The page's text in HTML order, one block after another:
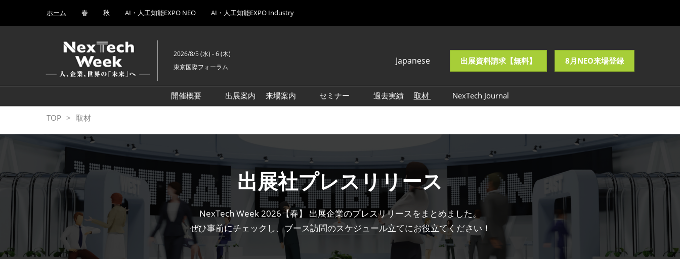
キ
to
ホーム 春 秋 AI・人工知能EXPO NEO AI・人工知能EXPO Industry
2026/8/5 (水) - 6 (木)
東京国際フォーラム
Japanese
English
Korean (Naver
出展資料請求【無料】 8月NEO来場登録
開催概要
ブロックチェーンEXPO
EXPO
AI時代の人材・組織改革
EXPO
ヒューマノイドロボット
EXPO
フィジカルAI EXPO
XR産業活用展
出展案内
来場案内
【秋展】来場案内
展示会・セミナー参加ポリ
シー
セミナー
過去実績
取材
NexTech Journal
TOP 取材
出展社プレスリリース
NexTech Week 2026【春】 出展企業のプレスリリースをまとめました。
ぜひ事前にチェックし、ブース訪問のスケジュール立てにお役立てください！